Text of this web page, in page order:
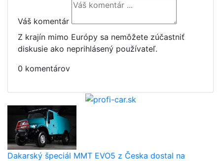
Váš komentár
Z krajín mimo Európy sa nemôžete zúčastniť
diskusie ako neprihlásený používateľ.
0 komentárov
Dakarský špeciál MMT EVO5 z Česka dostal na